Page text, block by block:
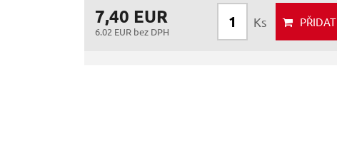
7,40 EUR
6.02 EUR bez DPH
Ks PŘIDAT